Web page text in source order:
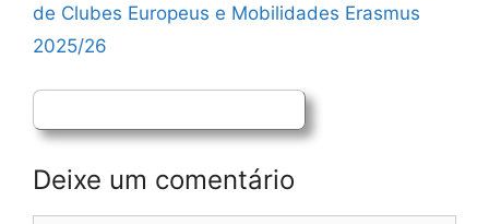
de Clubes Europeus e Mobilidades Erasmus
2025/26
Deixe um comentário